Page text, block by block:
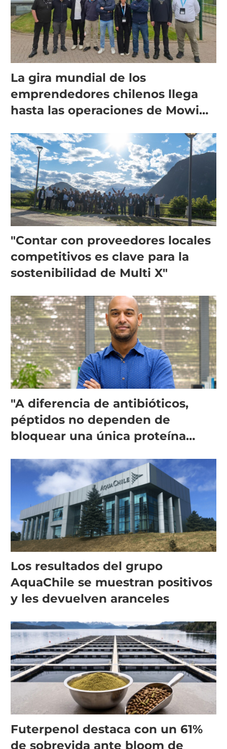
La gira mundial de los
emprendedores chilenos llega
hasta las operaciones de Mowi
"Contar con proveedores locales
competitivos es clave para la
sostenibilidad de Multi X"
"A diferencia de antibióticos,
péptidos no dependen de
bloquear una única proteína
Los resultados del grupo
AquaChile se muestran positivos
y les devuelven aranceles
Futerpenol destaca con un 61%
de sobrevida ante bloom de